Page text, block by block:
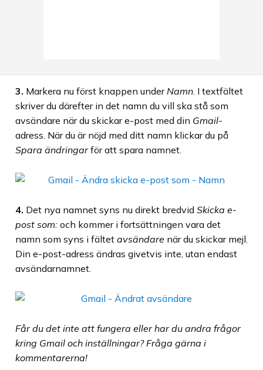
3. Markera nu först knappen under Namn . I textfältet
skriver du därefter in det namn du vill ska stå som
avsändare när du skickar e-post med din Gmail-
adress. När du är nöjd med ditt namn klickar du på
Spara ändringarför att spara namnet.
4. Det nya namnet syns nu direkt bredvid Skicka e-
post som: och kommer i fortsättningen vara det
namn som syns i fältet avsändare när du skickar mejl.
Din e-post-adress ändras givetvis inte, utan endast
avsändarnamnet.
Får du det inte att fungera eller har du andra frågor
kring Gmail och inställningar? Fråga gärna i
kommentarerna!